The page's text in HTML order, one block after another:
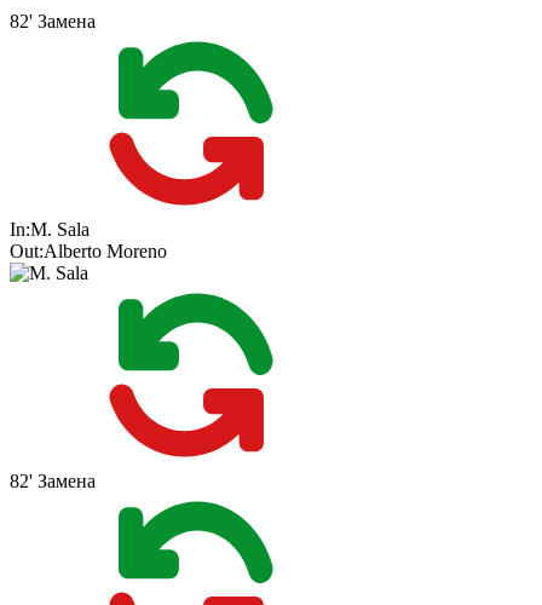
82' Замена
In:M. Sala
Out:Alberto Moreno
82' Замена